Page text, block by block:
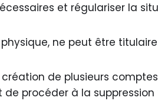
et régulariser la
ne peut être
de plusieurs
procéder à la